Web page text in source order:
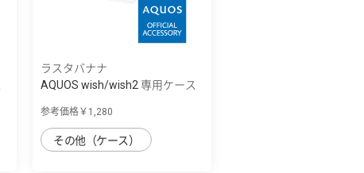
ラスタバナナ
AQUOS wish/wish2 専用ケース
参考価格￥1,280
その他（ケース）